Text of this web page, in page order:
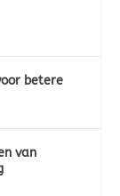
betere
van